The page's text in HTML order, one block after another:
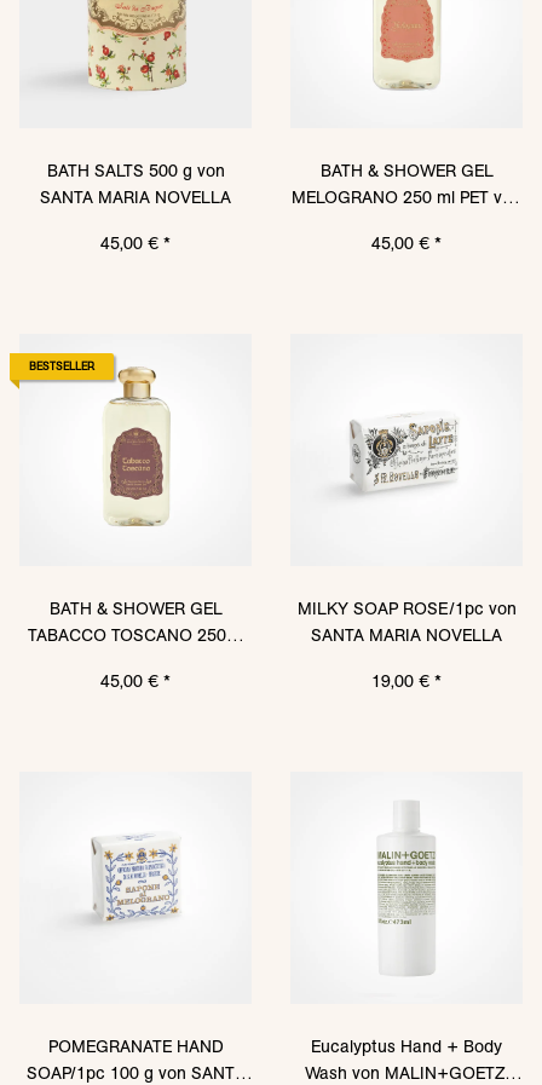
BATH SALTS 500 g von
SANTA MARIA NOVELLA
45,00 € *
BATH & SHOWER GEL
MELOGRANO 250 ml PET von
45,00 € *
BESTSELLER
BATH & SHOWER GEL
TABACCO TOSCANO 250ml
NOVELLA
45,00 € *
MILKY SOAP ROSE/1pc von
SANTA MARIA NOVELLA
19,00 € *
POMEGRANATE HAND
SOAP/1pc 100 g von SANTA
Eucalyptus Hand + Body
Wash von MALIN+GOETZ,